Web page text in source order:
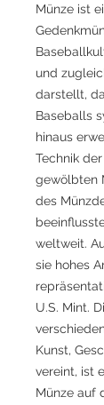
Münze ist
und
darstellt,
Baseballs
hinaus
Technik
gewölbten
des
weltweit.
sie hohes
U.S. Mint.
Kunst,
vereint, ist
Münze auf